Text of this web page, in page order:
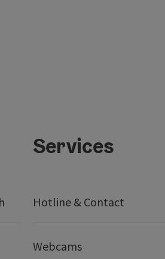
Services
Hotline & Contact
Webcams